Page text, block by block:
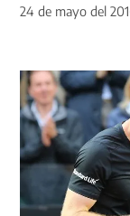
24 de mayo del